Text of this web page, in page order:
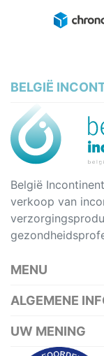
BELGIË
België
verkoop van
MENU
ALGEMENE
UW MENING